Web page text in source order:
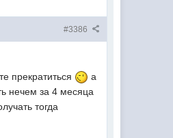
#3386
прекратиться
а
нечем за 4 месяца
тогда